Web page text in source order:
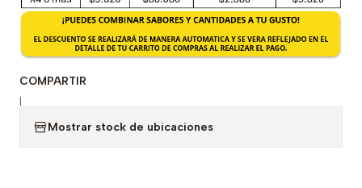
COMPARTIR
|
Mostrar stock de ubicaciones